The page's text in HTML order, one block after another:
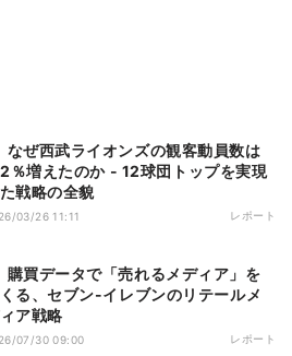
％増えたのか - 12球団トップを実現
戦略の全貌
03/26 11:11 レポート
る、セブン-イレブンのリテールメ
ア戦略
07/30 09:00 レポート